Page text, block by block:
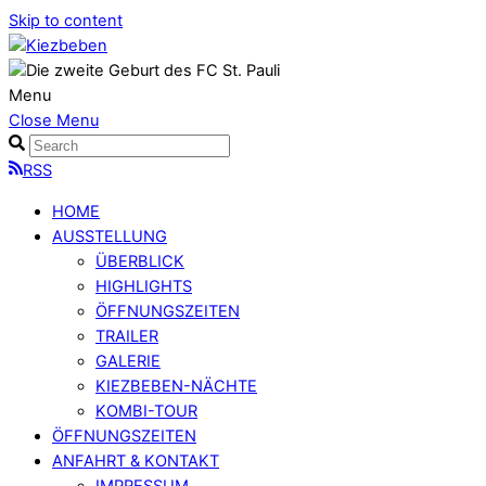
Skip to content
Menu
Close Menu
RSS
HOME
AUSSTELLUNG
ÜBERBLICK
HIGHLIGHTS
ÖFFNUNGSZEITEN
TRAILER
GALERIE
KIEZBEBEN-NÄCHTE
KOMBI-TOUR
ÖFFNUNGSZEITEN
ANFAHRT & KONTAKT